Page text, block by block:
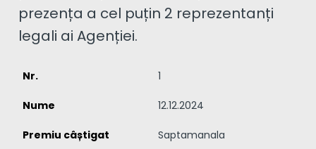
prezența a cel puțin 2 reprezentanți
legali ai Agenției.
12.12.2024
Saptamanala